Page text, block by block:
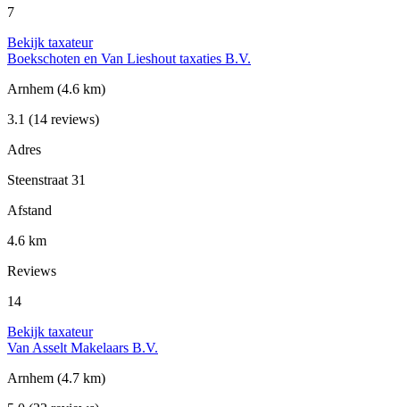
7
Bekijk taxateur
Boekschoten en Van Lieshout taxaties B.V.
Arnhem (4.6 km)
3.1 (14 reviews)
Adres
Steenstraat 31
Afstand
4.6 km
Reviews
14
Bekijk taxateur
Van Asselt Makelaars B.V.
Arnhem (4.7 km)